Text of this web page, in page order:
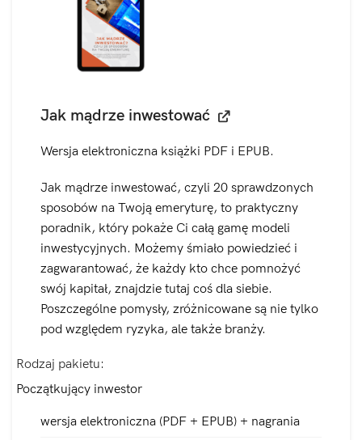
Jak mądrze inwestować
Wersja elektroniczna książki PDF i EPUB.
Jak mądrze inwestować, czyli 20 sprawdzonych
sposobów na Twoją emeryturę, to praktyczny
poradnik, który pokaże Ci całą gamę modeli
inwestycyjnych. Możemy śmiało powiedzieć i
zagwarantować, że każdy kto chce pomnożyć
swój kapitał, znajdzie tutaj coś dla siebie.
Poszczególne pomysły, zróżnicowane są nie tylko
pod względem ryzyka, ale także branży.
Rodzaj pakietu
Początkujący inwestor
wersja elektroniczna (PDF + EPUB) + nagrania